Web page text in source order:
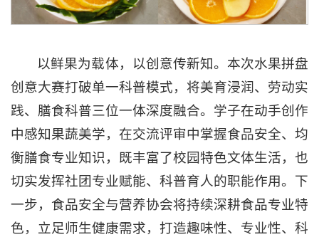
以鲜果为载体，以创意传新知。本次水果拼盘
创意大赛打破单一科普模式，将美育浸润、劳动实
践、膳食科普三位一体深度融合。学子在动手创作
中感知果蔬美学，在交流评审中掌握食品安全、均
衡膳食专业知识，既丰富了校园特色文体生活，也
切实发挥社团专业赋能、科普育人的职能作用。下
一步，食品安全与营养协会将持续深耕食品专业特
色，立足师生健康需求，打造趣味性、专业性、科